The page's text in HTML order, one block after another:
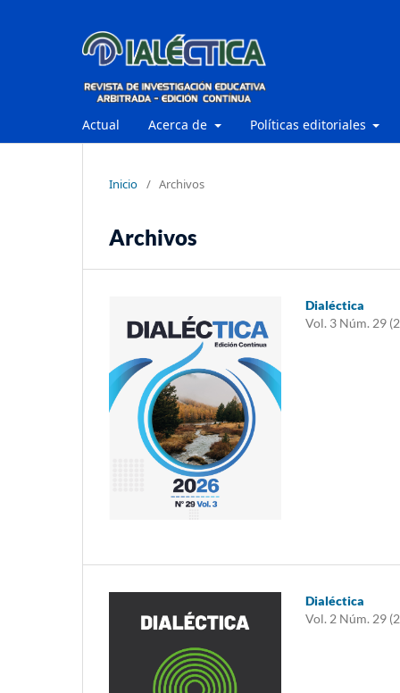
Actual Acerca de Políticas editoriales
Inicio / Archivos
Archivos
Dialéctica
Vol. 3 Núm. 29
Dialéctica
Vol. 2 Núm. 29